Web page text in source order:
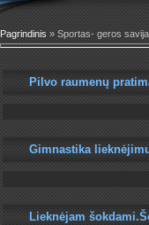
Pagrindinis » Sportas- geros
Pilvo raumenų
Gimnastika
Lieknėjam